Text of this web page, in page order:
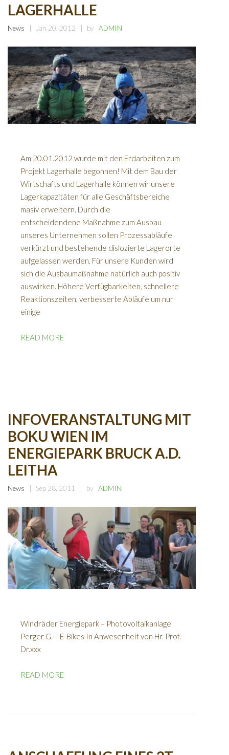
LAGERHALLE
News Jan 20, 2012 by ADMIN
Am 20.01.2012 wurde mit den Erdarbeiten zum
Projekt Lagerhalle begonnen! Mit dem Bau der
Wirtschafts und Lagerhalle können wir unsere
Lagerkapazitäten für alle Geschäftsbereiche
masiv erweitern. Durch die
entscheidendene Maßnahme zum Ausbau
unseres Unternehmen sollen Prozessabläufe
verkürzt und bestehende dislozierte Lagerorte
aufgelassen werden. Für unsere Kunden wird
sich die Ausbaumaßnahme natürlich auch positiv
auswirken. Höhere Verfügbarkeiten, schnellere
Reaktionszeiten, verbesserte Abläufe um nur
einige
READ MORE
INFOVERANSTALTUNG MIT
BOKU WIEN IM
ENERGIEPARK BRUCK A.D.
LEITHA
News Sep 28, 2011 by ADMIN
Windräder Energiepark – Photovoltaikanlage
Perger G. – E-Bikes In Anwesenheit von Hr. Prof.
Dr.xxx
READ MORE